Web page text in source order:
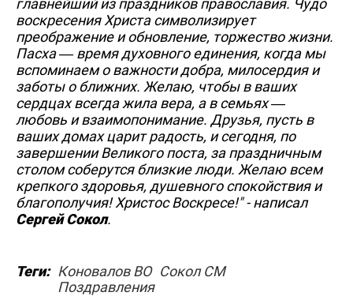
главнейший из праздников православия. Чудо
воскресения Христа символизирует
преображение и обновление, торжество жизни.
Пасха — время духовного единения, когда мы
вспоминаем о важности добра, милосердия и
заботы о ближних. Желаю, чтобы в ваших
сердцах всегда жила вера, а в семьях —
любовь и взаимопонимание. Друзья, пусть в
ваших домах царит радость, и сегодня, по
завершении Великого поста, за праздничным
столом соберутся близкие люди. Желаю всем
крепкого здоровья, душевного спокойствия и
благополучия! Христос Воскресе!" - написал
Сергей Сокол.
Теги: Коновалов ВО Сокол СМ
Поздравления